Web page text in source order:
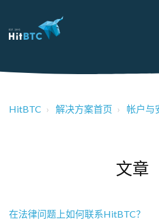
HitBTC 解决方案首页 帐户与
文章
在法律问题上如何联系HitBTC？